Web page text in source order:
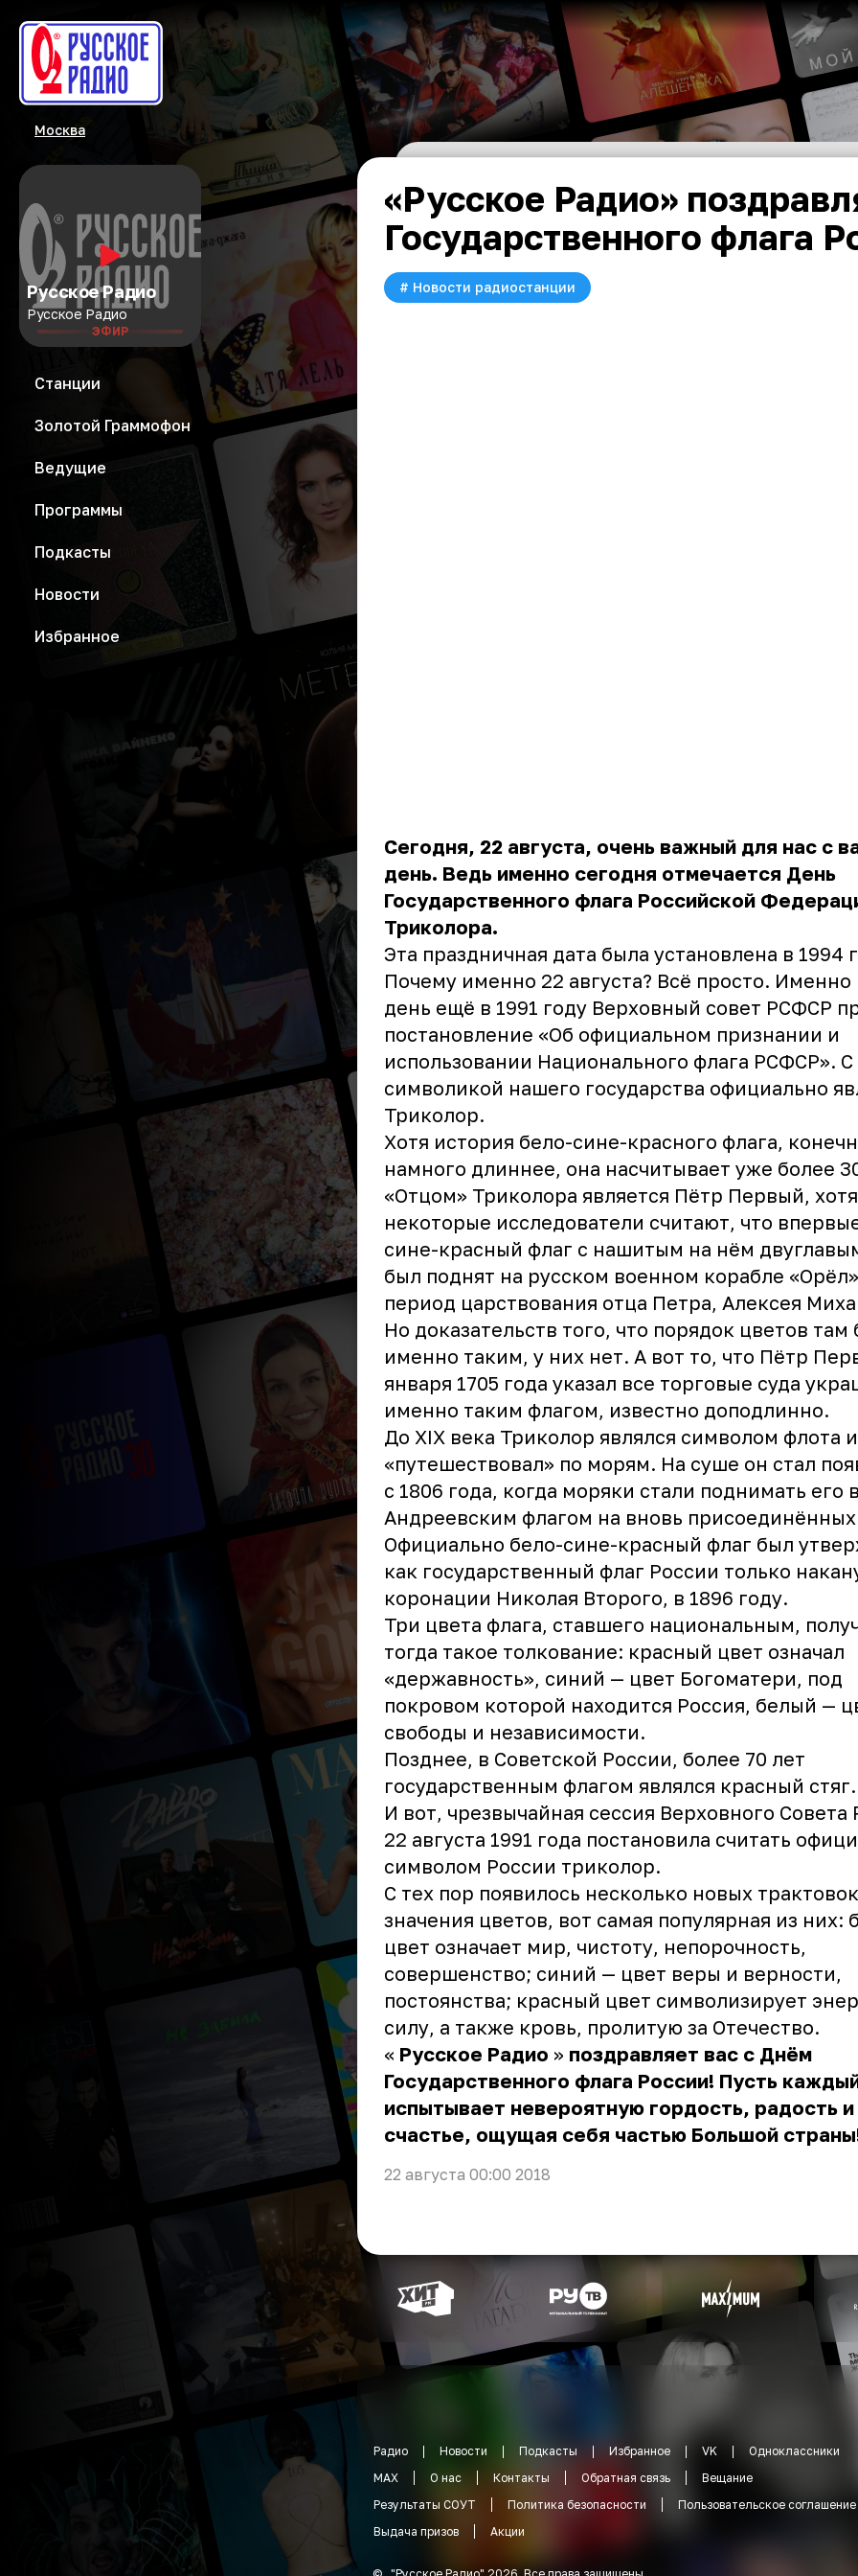
Москва
Русское Радио
Русское Радио
ЭФИР
Станции
Золотой Граммофон
Ведущие
Программы
Подкасты
Новости
Избранное
«Русское Радио»
Государственного флага
# Новости радиостанции
Сегодня, 22 августа, очень важный для нас с
день. Ведь именно сегодня отмечается День
Государственного флага Российской
Триколора.
Эта праздничная дата была установлена в 1994
Почему именно 22 августа? Всё просто. Именно
день ещё в 1991 году Верховный совет РСФСР
постановление «Об официальном признании и
использовании Национального флага РСФСР». С
символикой нашего государства официально
Триколор.
Хотя история бело-сине-красного флага,
намного длиннее, она насчитывает уже более
«Отцом» Триколора является Пётр Первый, хотя
некоторые исследователи считают, что
сине-красный флаг с нашитым на нём
был поднят на русском военном корабле
период царствования отца Петра, Алексея
Но доказательств того, что порядок цветов там
именно таким, у них нет. А вот то, что Пётр
января 1705 года указал все торговые суда
именно таким флагом, известно доподлинно.
До XIX века Триколор являлся символом флота и
«путешествовал» по морям. На суше он стал
с 1806 года, когда моряки стали поднимать его
Андреевским флагом на вновь
Официально бело-сине-красный флаг был
как государственный флаг России только
коронации Николая Второго, в 1896 году.
Три цвета флага, ставшего национальным,
тогда такое толкование: красный цвет означал
«державность», синий — цвет Богоматери, под
покровом которой находится Россия, белый —
свободы и независимости.
Позднее, в Советской России, более 70 лет
государственным флагом являлся красный стяг.
И вот, чрезвычайная сессия Верховного
22 августа 1991 года постановила считать
символом России триколор.
С тех пор появилось несколько новых трактовок
значения цветов, вот самая популярная из них:
цвет означает мир, чистоту, непорочность,
совершенство; синий — цвет веры и верности,
постоянства; красный цвет символизирует
силу, а также кровь, пролитую за Отечество.
« Русское Радио » поздравляет вас с Днём
Государственного флага России! Пусть
испытывает невероятную гордость, радость и
счастье, ощущая себя частью Большой
22 августа 00:00 2018
Радио Новости Подкасты Избранное VK
Одноклассники
MAX
О нас Контакты Обратная связь
Вещание
Результаты СОУТ
Политика безопасности
Пользовательское соглашение
Выдача призов
Акции